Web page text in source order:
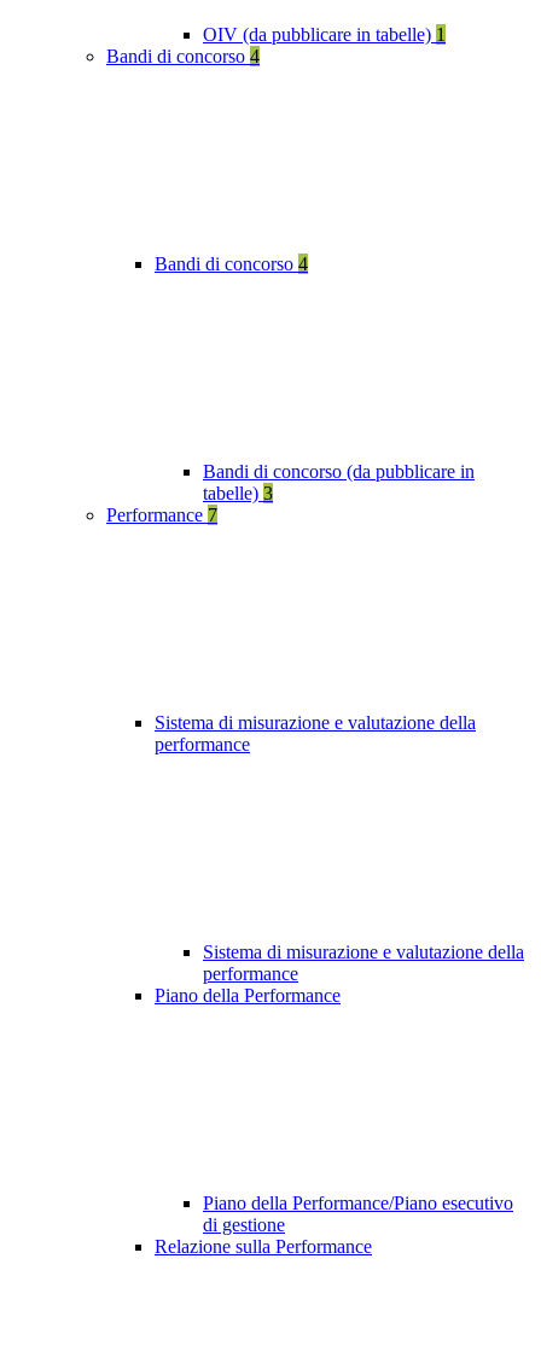
OIV (da pubblicare in tabelle) 1
Bandi di concorso 4
Bandi di concorso 4
Bandi di concorso (da pubblicare in
tabelle) 3
Performance 7
Sistema di misurazione e valutazione della
performance
Sistema di misurazione e valutazione della
performance
Piano della Performance
Piano della Performance/Piano esecutivo
di gestione
Relazione sulla Performance